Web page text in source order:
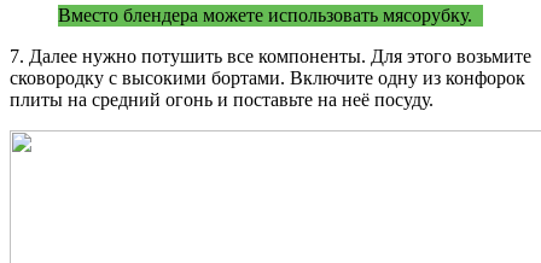
Вместо блендера можете использовать мясорубку.
7. Далее нужно потушить все компоненты. Для этого возьмите
сковородку с высокими бортами. Включите одну из конфорок
плиты на средний огонь и поставьте на неё посуду.